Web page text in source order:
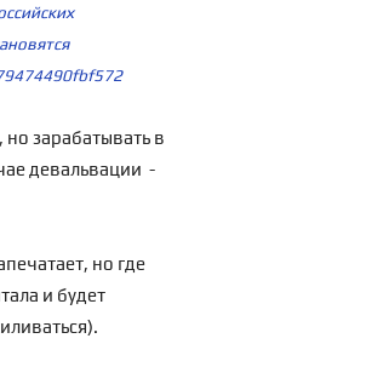
зарабатывать в
девальвации -
но где
и будет